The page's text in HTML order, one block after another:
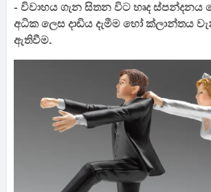
- විවාහය ගැන සිතන විට හෘද ස්පන්දනය
අධික ලෙස දාඩිය දැමීම හෝ ක්ලාන්තය
ඇතිවීම.